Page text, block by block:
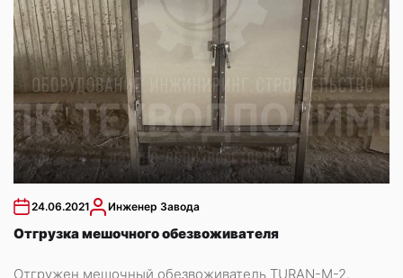
24.06.2021 Инженер Завода
Отгрузка мешочного обезвоживателя
Отгружен мешочный обезвоживатель ТURAN-M-2.